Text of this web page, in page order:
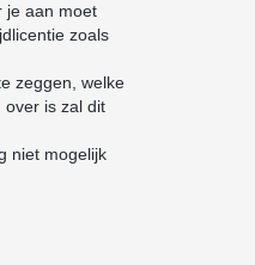
je aan moet
zoals
zeggen, welke
over is zal dit
niet mogelijk